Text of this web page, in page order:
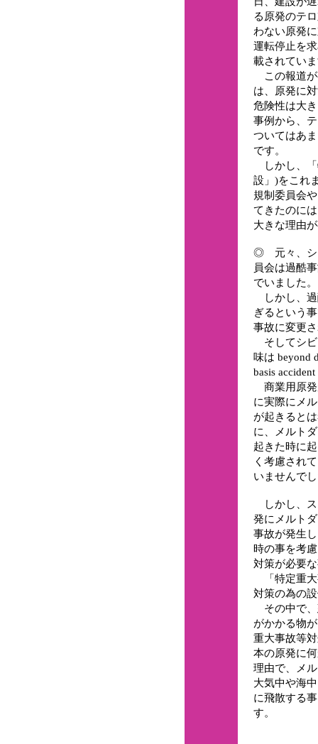
る原発のテ
わない原発
運転停止を
載されてい
この報道が
は、原発に
危険性は大
事例から、
ついてはあ
です。
しかし、「
設」)をこれ
規制委員会
てきたのに
大きな理由
◎ 元々、シ
員会は過酷
でいました。
しかし、過
ぎるという
事故に変更
そしてシビ
味は beyond
basis
商業用原発
に実際にメ
が起きると
に、メルト
起きた時に
く考慮されて
いませんで
しかし、ス
発にメルト
事故が発生
時の事を考
対策が必要
「特定重大
対策の為の
その中で、
がかかる物
重大事故等
本の原発に
理由で、メ
大気中や海
に飛散する
す。